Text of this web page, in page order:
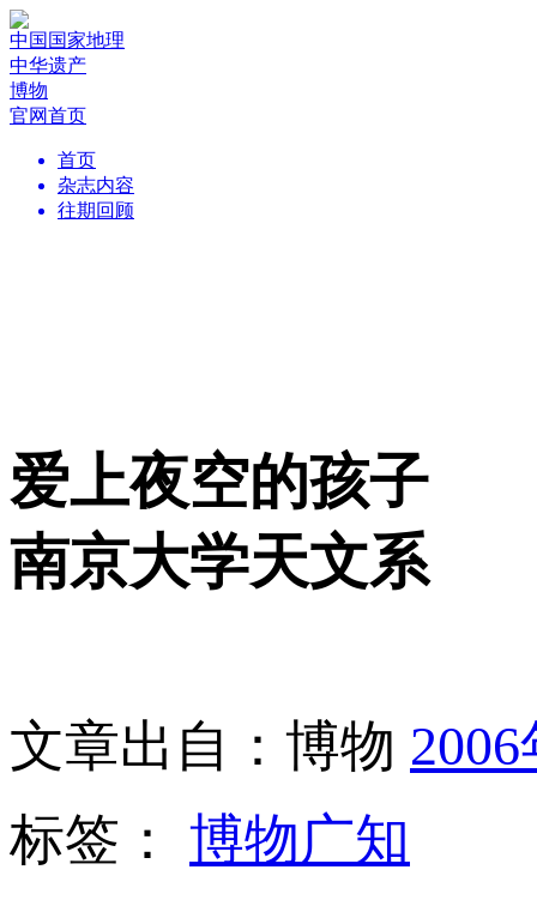
中国国家地理
中华遗产
博物
官网首页
首页
杂志内容
往期回顾
爱上夜空的孩子
南京大学天文系
文章出自：博物
标签： 博物广知